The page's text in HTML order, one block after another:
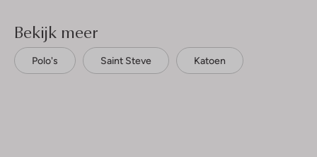
Bekijk meer
Polo's Saint Steve Katoen